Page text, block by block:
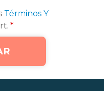
Términos Y
*